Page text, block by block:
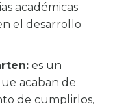
académicas
el desarrollo
es un
acaban de
de cumplirlos,